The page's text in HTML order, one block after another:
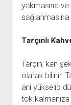
yakmasına ve
sağlanmasına
Tarçınlı
Tarçın, kan
olarak bilinir.
ani yükselip
tok kalmanıza